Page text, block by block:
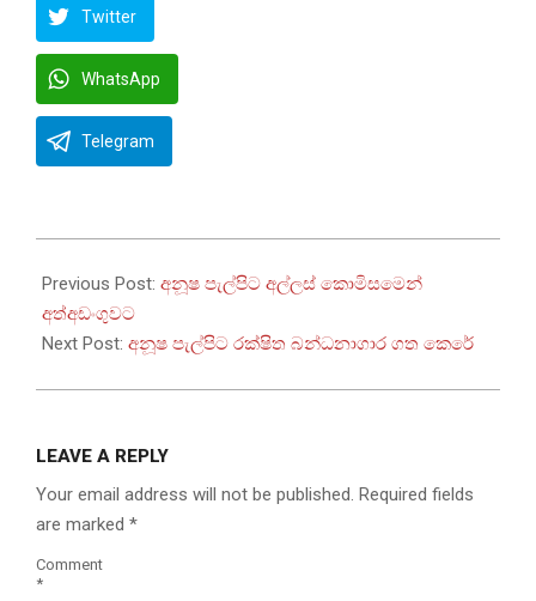
Twitter
WhatsApp
Telegram
01-
23
Previous Post: අනූෂ පැල්පිට අල්ලස් කොමිසමෙන්
අත්අඩංගුවට
Next Post: අනූෂ පැල්පිට රක්ෂිත බන්ධනාගාර ගත කෙරේ
LEAVE A REPLY
Your email address will not be published. Required fields
are marked *
Comment
*